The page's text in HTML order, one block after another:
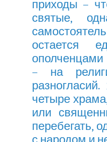
приходы –
святые,
остается
ополченцами
– на
четыре
или
перебегать,